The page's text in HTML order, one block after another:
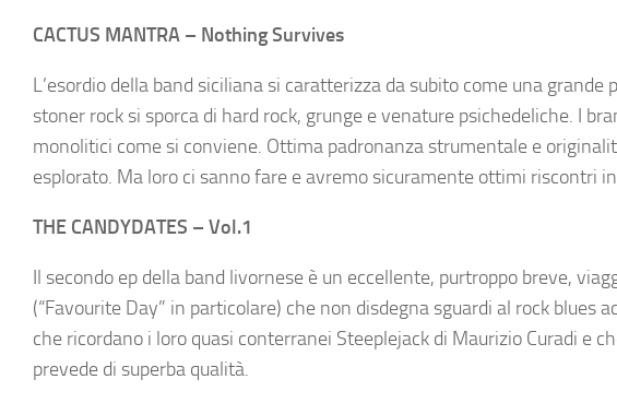
CACTUS MANTRA – Nothing Survives
L’esordio della band siciliana si caratterizza da subito come una
stoner rock si sporca di hard rock, grunge e venature psichedeliche. I
monolitici come si conviene. Ottima padronanza strumentale e
esplorato. Ma loro ci sanno fare e avremo sicuramente ottimi riscontri
THE CANDYDATES – Vol.1
Il secondo ep della band livornese è un eccellente, purtroppo breve,
(“Favourite Day” in particolare) che non disdegna sguardi al rock blues
che ricordano i loro quasi conterranei Steeplejack di Maurizio Curadi e
prevede di superba qualità.